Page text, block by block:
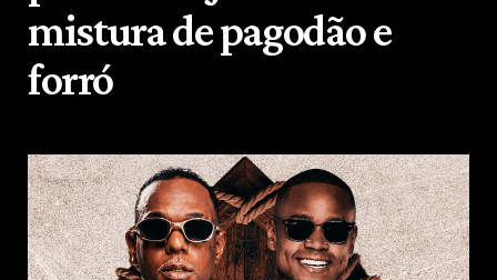
mistura de pagodão e
forró